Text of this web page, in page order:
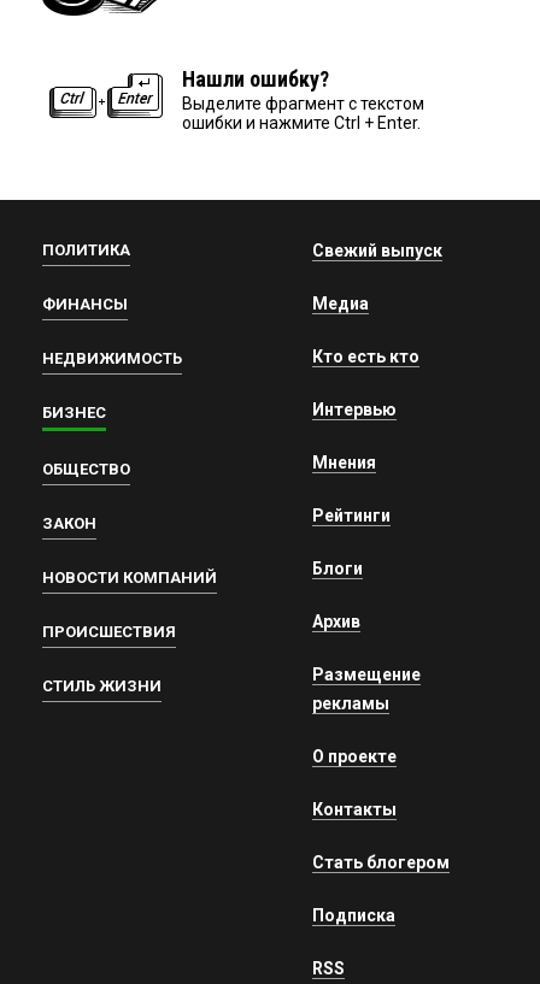
Нашли ошибку?
Выделите фрагмент с текстом
ошибки и нажмите Ctrl + Enter.
ПОЛИТИКА
ФИНАНСЫ
НЕДВИЖИМОСТЬ
БИЗНЕС
ОБЩЕСТВО
ЗАКОН
НОВОСТИ КОМПАНИЙ
ПРОИСШЕСТВИЯ
СТИЛЬ ЖИЗНИ
Свежий выпуск
Медиа
Кто есть кто
Интервью
Мнения
Рейтинги
Блоги
Архив
Размещение
рекламы
О проекте
Контакты
Стать блогером
Подписка
RSS